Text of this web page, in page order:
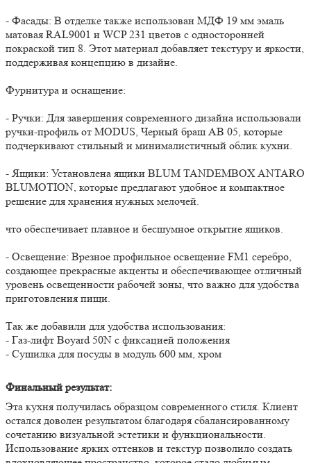
- Фасады: В отделке также использован МДФ 19 мм эмаль
матовая RAL9001 и WCP 231 цветов с односторонней
покраской тип 8. Этот материал добавляет текстуру и яркости,
поддерживая концепцию в дизайне.
Фурнитура и оснащение:
- Ручки: Для завершения современного дизайна использовали
ручки-профиль от MODUS, Черный браш АВ 05, которые
подчеркивают стильный и минималистичный облик кухни.
- Ящики: Установлена ящики BLUM TANDEMBOX ANTARO
BLUMOTION, которые предлагают удобное и компактное
решение для хранения нужных мелочей.
что обеспечивает плавное и бесшумное открытие ящиков.
- Освещение: Врезное профильное освещение FM1 серебро,
создающее прекрасные акценты и обеспечивающее отличный
уровень освещенности рабочей зоны, что важно для удобства
приготовления пищи.
Так же добавили для удобства использования:
- Газ-лифт Boyard 50N с фиксацией положения
- Сушилка для посуды в модуль 600 мм, хром
Финальный результат:
Эта кухня получилась образцом современного стиля. Клиент
остался доволен результатом благодаря сбалансированному
сочетанию визуальной эстетики и функциональности.
Использование ярких оттенков и текстур позволило создать